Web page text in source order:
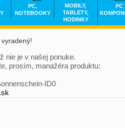
nie je v našej ponuke.
prosím, manažéra produktu:
ID0
PC,
NOTEBOOKY
MOBILY,
TABLETY,
HODINKY
PC